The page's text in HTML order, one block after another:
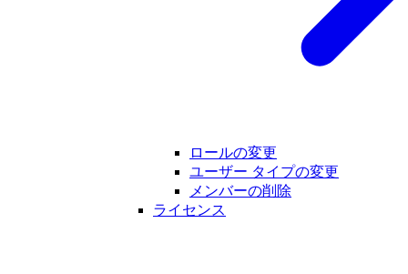
ロールの変更
ユーザー タイプの変更
メンバーの削除
ライセンス